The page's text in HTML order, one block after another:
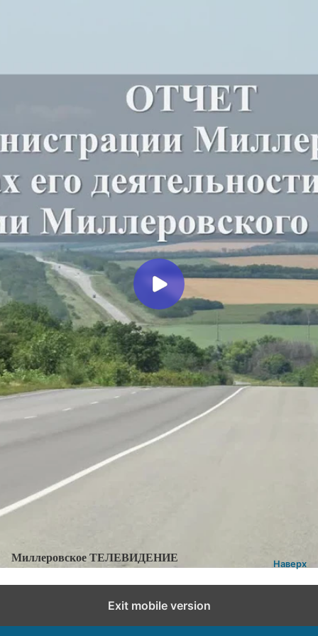
Глава Администрации
Миллеровского района
отчитался о работе за 2025 год
перед жителями Мальчевского
сельского поселения
Миллеровское ТВ 8 месяцев назад
Новости,Новости города и района
Миллеровское ТЕЛЕВИДЕНИЕ Наверх
Exit mobile version